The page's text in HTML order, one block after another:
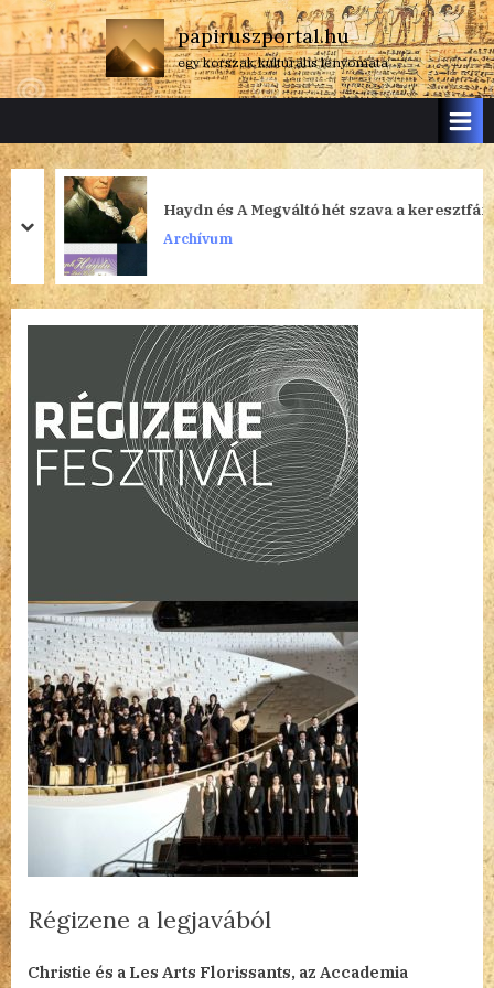
Skip
to
content
papiruszportal.hu
egy korszak kulturális lenyomata
Haydn és A Megváltó hét szava a keresztfán
Archívum
prev
next
Régizene a legjavából
on
Régizene
Christie és a Les Arts Florissants, az Accademia